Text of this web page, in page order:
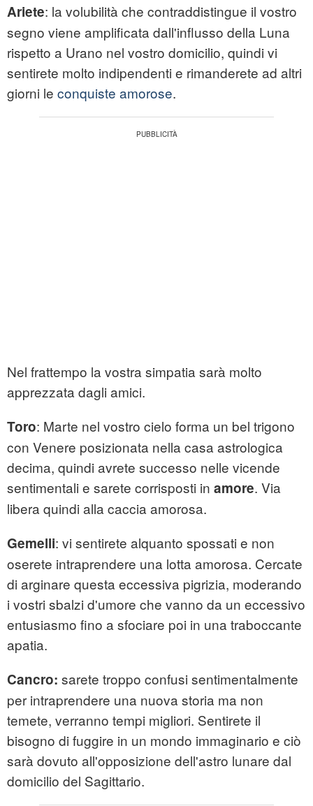
Ariete: la volubilità che contraddistingue il vostro
segno viene amplificata dall'influsso della Luna
rispetto a Urano nel vostro domicilio, quindi vi
sentirete molto indipendenti e rimanderete ad altri
giorni le conquiste amorose.
Nel frattempo la vostra simpatia sarà molto
apprezzata dagli amici.
Toro: Marte nel vostro cielo forma un bel trigono
con Venere posizionata nella casa astrologica
decima, quindi avrete successo nelle vicende
sentimentali e sarete corrisposti in amore. Via
libera quindi alla caccia amorosa.
Gemelli: vi sentirete alquanto spossati e non
oserete intraprendere una lotta amorosa. Cercate
di arginare questa eccessiva pigrizia, moderando
i vostri sbalzi d'umore che vanno da un eccessivo
entusiasmo fino a sfociare poi in una traboccante
apatia.
Cancro: sarete troppo confusi sentimentalmente
per intraprendere una nuova storia ma non
temete, verranno tempi migliori. Sentirete il
bisogno di fuggire in un mondo immaginario e ciò
sarà dovuto all'opposizione dell'astro lunare dal
domicilio del Sagittario.